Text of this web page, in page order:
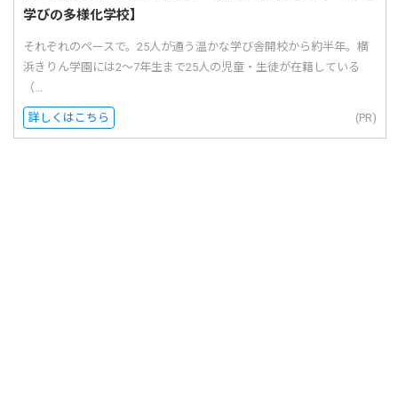
学びの多様化学校】
それぞれのペースで。25人が通う温かな学び舎開校から約半年。横
浜きりん学園には2〜7年生まで25人の児童・生徒が在籍している
（...
詳しくはこちら (PR)